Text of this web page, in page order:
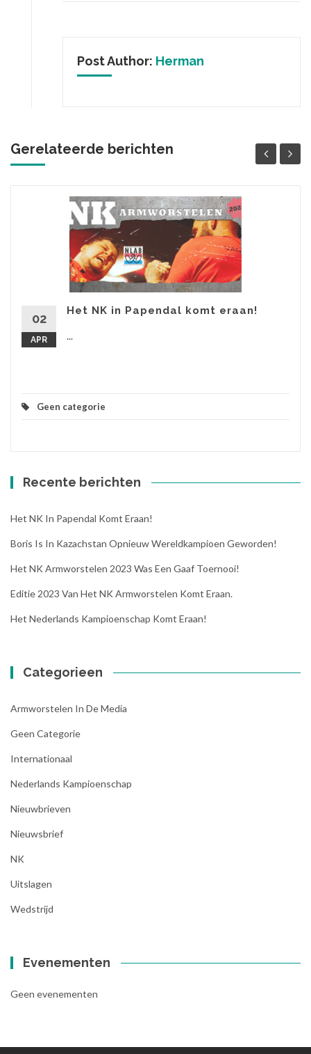
Post Author: Herman
Gerelateerde berichten
02
APR
Het NK in Papendal komt eraan!
...
Geen categorie
Recente berichten
Het NK In Papendal Komt Eraan!
Boris Is In Kazachstan Opnieuw Wereldkampioen Geworden!
Het NK Armworstelen 2023 Was Een Gaaf Toernooi!
Editie 2023 Van Het NK Armworstelen Komt Eraan.
Het Nederlands Kampioenschap Komt Eraan!
Categorieen
Armworstelen In De Media
Geen Categorie
Internationaal
Nederlands Kampioenschap
Nieuwbrieven
Nieuwsbrief
NK
Uitslagen
Wedstrijd
Evenementen
Geen evenementen